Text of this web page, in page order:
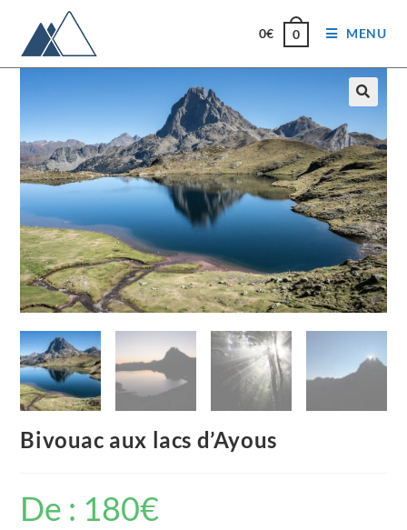
0€ 0 MENU
Bivouac aux lacs d’Ayous
De : 180€